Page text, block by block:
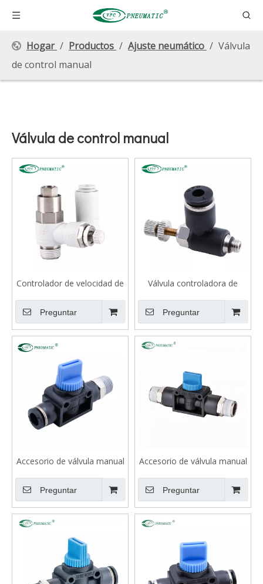
Hogar / Productos / Ajuste neumático / Válvula
de control manual
Válvula de control manual
Controlador de velocidad de
retención piloto
Preguntar
Válvula controladora de
tórica
Preguntar
Accesorio de válvula manual
Preguntar
Accesorio de válvula manual
Preguntar